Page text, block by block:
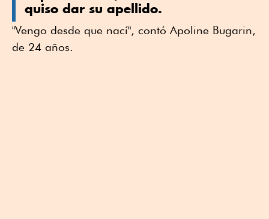
quiso dar su apellido.
"Vengo desde que nací", contó Apoline Bugarin,
de 24 años.